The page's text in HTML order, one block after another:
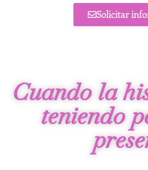
Solicitar
Cuando la
teniendo